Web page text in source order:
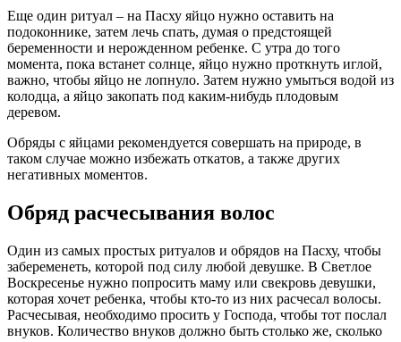
Еще один ритуал – на Пасху яйцо нужно оставить на
подоконнике, затем лечь спать, думая о предстоящей
беременности и нерожденном ребенке. С утра до того
момента, пока встанет солнце, яйцо нужно проткнуть иглой,
важно, чтобы яйцо не лопнуло. Затем нужно умыться водой из
колодца, а яйцо закопать под каким-нибудь плодовым
деревом.
Обряды с яйцами рекомендуется совершать на природе, в
таком случае можно избежать откатов, а также других
негативных моментов.
Обряд расчесывания волос
Один из самых простых ритуалов и обрядов на Пасху, чтобы
забеременеть, которой под силу любой девушке. В Светлое
Воскресенье нужно попросить маму или свекровь девушки,
которая хочет ребенка, чтобы кто-то из них расчесал волосы.
Расчесывая, необходимо просить у Господа, чтобы тот послал
внуков. Количество внуков должно быть столько же, сколько